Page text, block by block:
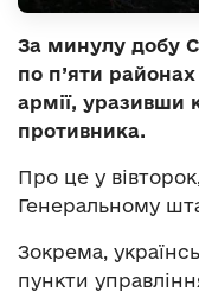
За минулу добу
по п’яти
армії, уразивши
противника.
Про це у вівторок,
Генеральному
Зокрема,
пункти